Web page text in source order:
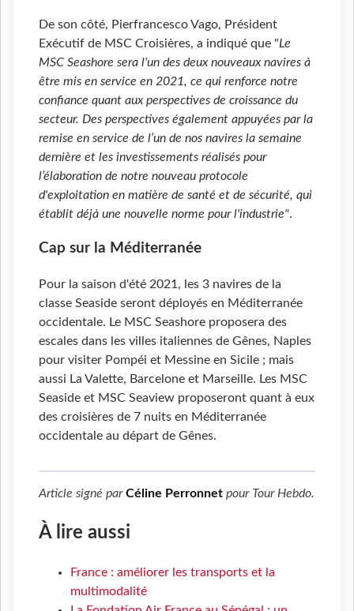
De son côté, Pierfrancesco Vago, Président
Exécutif de MSC Croisières, a indiqué que "Le
MSC Seashore sera l'un des deux nouveaux navires à
être mis en service en 2021, ce qui renforce notre
confiance quant aux perspectives de croissance du
secteur. Des perspectives également appuyées par la
remise en service de l’un de nos navires la semaine
dernière et les investissements réalisés pour
l’élaboration de notre nouveau protocole
d'exploitation en matière de santé et de sécurité, qui
établit déjà une nouvelle norme pour l'industrie".
Cap sur la Méditerranée
Pour la saison d'été 2021, les 3 navires de la
classe Seaside seront déployés en Méditerranée
occidentale. Le MSC Seashore proposera des
escales dans les villes italiennes de Gênes, Naples
pour visiter Pompéi et Messine en Sicile ; mais
aussi La Valette, Barcelone et Marseille. Les MSC
Seaside et MSC Seaview proposeront quant à eux
des croisières de 7 nuits en Méditerranée
occidentale au départ de Gênes.
Article signé parCéline Perronnet pour Tour Hebdo.
À lire aussi
France : améliorer les transports et la
multimodalité